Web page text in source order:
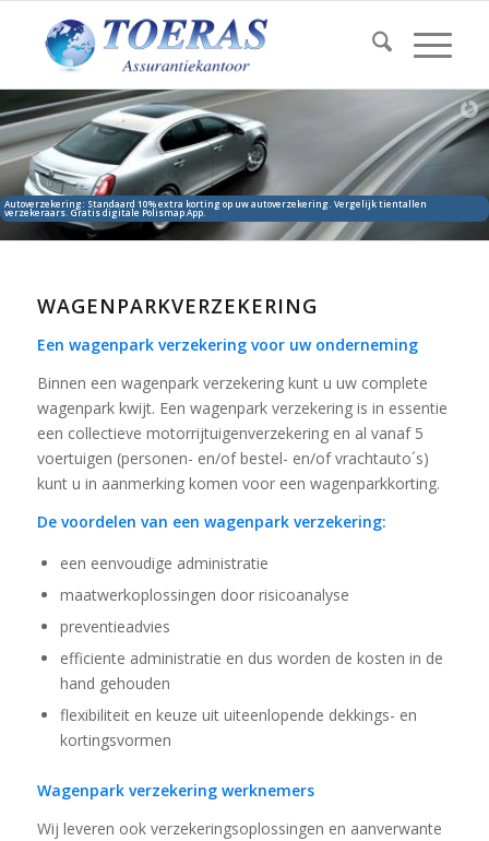
Autoverzekering: Standaard 10% extra korting op uw autoverzekering. Vergelijk tientallen
verzekeraars. Gratis digitale Polismap App.
WAGENPARKVERZEKERING
Een wagenpark verzekering voor uw onderneming
Binnen een wagenpark verzekering kunt u uw complete
wagenpark kwijt. Een wagenpark verzekering is in essentie
een collectieve motorrijtuigenverzekering en al vanaf 5
voertuigen (personen- en/of bestel- en/of vrachtauto´s)
kunt u in aanmerking komen voor een wagenparkkorting.
De voordelen van een wagenpark verzekering:
een eenvoudige administratie
maatwerkoplossingen door risicoanalyse
preventieadvies
efficiente administratie en dus worden de kosten in de
hand gehouden
flexibiliteit en keuze uit uiteenlopende dekkings- en
kortingsvormen
Wagenpark verzekering werknemers
Wij leveren ook verzekeringsoplossingen en aanverwante